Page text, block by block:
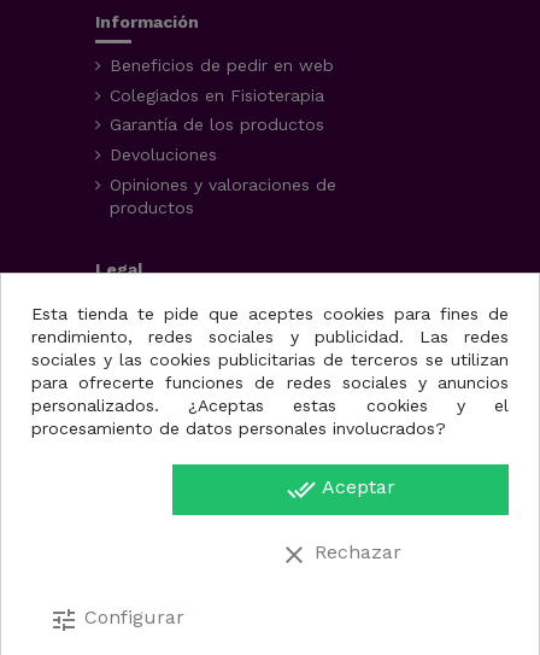
Información
Beneficios de pedir en web
Colegiados en Fisioterapia
Garantía de los productos
Devoluciones
Opiniones y valoraciones de
productos
Legal
Aviso Legal
Condiciones generales
Política de privacidad
Uso de cookies
Fisioportunity S.L.
Avenida de la juventud,
25, nave A
30110. Cabezo de Torres
España.
Esta tienda te pide que aceptes cookies para fines de
rendimiento, redes sociales y publicidad. Las redes
sociales y las cookies publicitarias de terceros se utilizan
para ofrecerte funciones de redes sociales y anuncios
personalizados. ¿Aceptas estas cookies y el
procesamiento de datos personales involucrados?
done_all Aceptar
clear Rechazar
tune Configurar